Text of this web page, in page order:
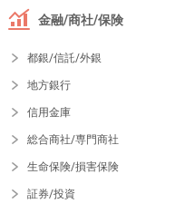
金融/商社/保険
都銀/信託/外銀
地方銀行
信用金庫
総合商社/専門商社
生命保険/損害保険
証券/投資